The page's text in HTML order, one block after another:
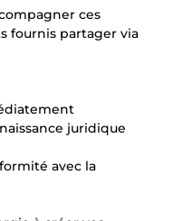
ces
fournis partager via
juridique
avec la